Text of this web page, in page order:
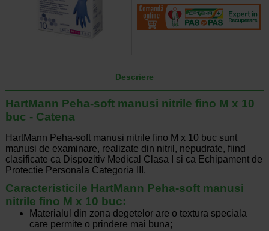
Descriere
HartMann Peha-soft manusi nitrile fino M x 10
buc - Catena
HartMann Peha-soft manusi nitrile fino M x 10 buc sunt
manusi de examinare, realizate din nitril, nepudrate, fiind
clasificate ca Dispozitiv Medical Clasa I si ca Echipament de
Protectie Personala Categoria III.
Caracteristicile HartMann Peha-soft manusi
nitrile fino M x 10 buc:
Materialul din zona degetelor are o textura speciala
care permite o prindere mai buna;